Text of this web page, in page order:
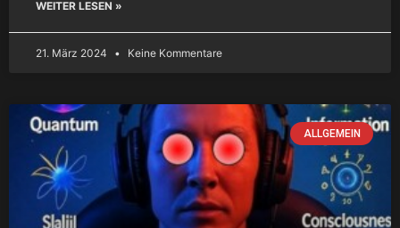
WEITER LESEN »
21. März 2024 Keine Kommentare
ALLGEMEIN